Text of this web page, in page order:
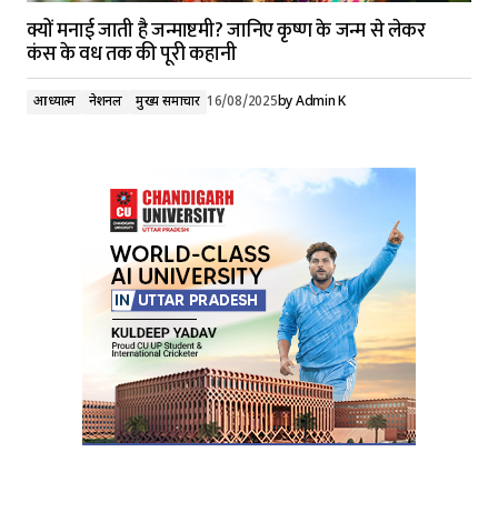
क्यों मनाई जाती है जन्माष्टमी? जानिए कृष्ण के जन्म से लेकर
कंस के वध तक की पूरी कहानी
आध्यात्म नेशनल मुख्य समाचार 16/08/2025byAdmin K